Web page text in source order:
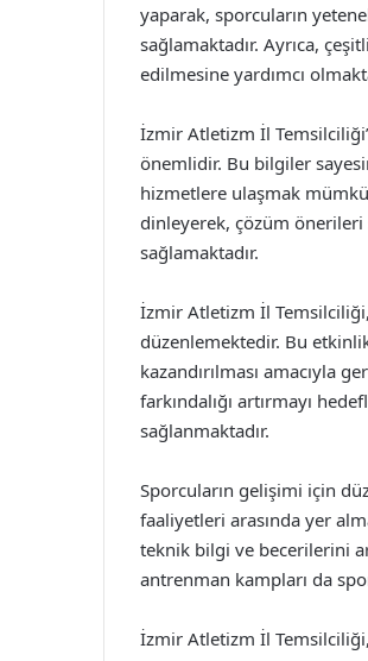
yaparak, sporcuların
sağlamaktadır. Ayrıca,
edilmesine yardımcı
İzmir Atletizm İl
önemlidir. Bu bilgiler
hizmetlere ulaşmak
dinleyerek, çözüm önerileri
sağlamaktadır.
İzmir Atletizm İl
düzenlemektedir. Bu
kazandırılması amacıyla
farkındalığı artırmayı
sağlanmaktadır.
Sporcuların gelişimi için
faaliyetleri arasında yer
teknik bilgi ve becerilerini
antrenman kampları da
İzmir Atletizm İl